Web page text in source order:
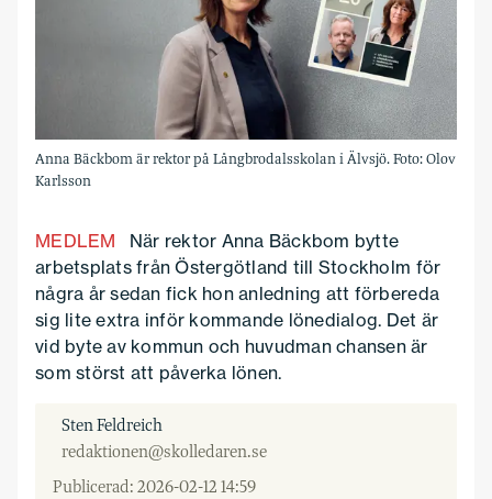
Anna Bäckbom är rektor på Lång­brodalsskolan i Älvsjö. Foto: Olov
Karlsson
MEDLEM
När rektor Anna Bäckbom bytte
arbetsplats från Östergötland till Stockholm för
några år sedan fick hon anledning att förbereda
sig lite extra inför kommande lönedialog. Det är
vid byte av kommun och huvudman chansen är
som störst att påverka lönen.
Sten Feldreich
redaktionen@skolledaren.se
Publicerad: 2026-02-12 14:59